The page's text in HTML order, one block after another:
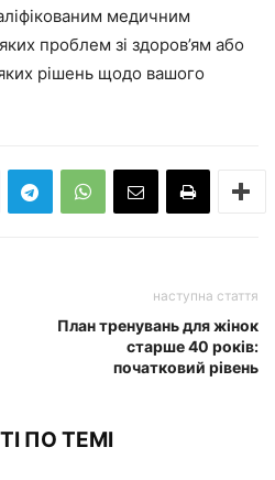
медичним
проблем зі здоров’ям або
рішень щодо вашого
наступна стаття
План тренувань для жінок
старше 40 років:
початковий рівень
ПО ТЕМІ